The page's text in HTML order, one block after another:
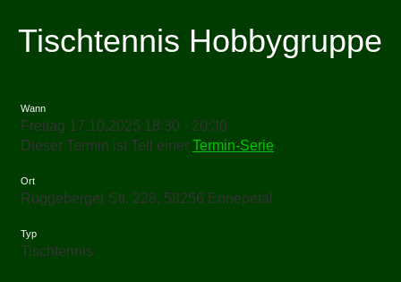
Tischtennis Hobbygruppe
Wann
Freitag 17.10.2025 18:30 - 20:30
Dieser Termin ist Teil einer Termin-Serie
Ort
Rüggeberger Str. 228, 58256 Ennepetal
Typ
Tischtennis